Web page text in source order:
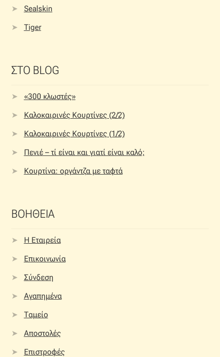
Sealskin
Tiger
ΣΤΟ BLOG
«300 κλωστές»
Καλοκαιρινές Κουρτίνες (2/2)
Καλοκαιρινές Κουρτίνες (1/2)
Πενιέ – τί είναι και γιατί είναι καλό;
Κουρτίνα: οργάντζα με ταφτά
ΒΟΗΘΕΙΑ
Η Εταιρεία
Επικοινωνία
Σύνδεση
Αγαπημένα
Ταμείο
Αποστολές
Επιστροφές